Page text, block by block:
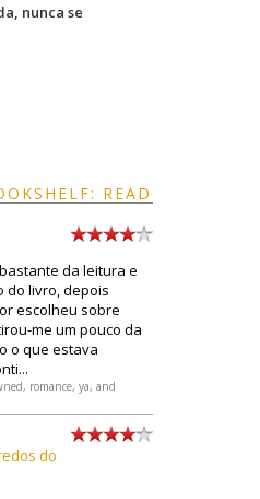
nunca se
READ
da leitura e
do livro, depois
escolheu sobre
me um pouco da
o que estava
romance, ya, and
do